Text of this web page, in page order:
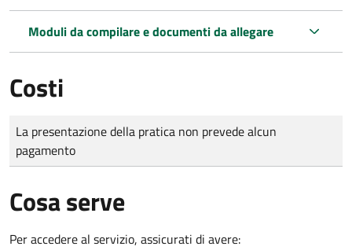
Moduli da compilare e documenti da allegare
Costi
Tipo di pagamento
Importo
La presentazione della pratica non prevede alcun
pagamento
Cosa serve
Per accedere al servizio, assicurati di avere: